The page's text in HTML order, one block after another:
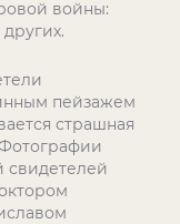
войны:
пейзажем
страшная
свидетелей